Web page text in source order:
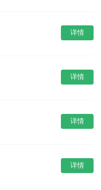
详情
详情
详情
详情